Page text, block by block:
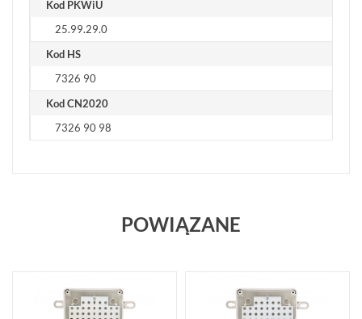
Kod PKWiU
25.99.29.0
Kod HS
7326 90
Kod CN2020
7326 90 98
POWIĄZANE